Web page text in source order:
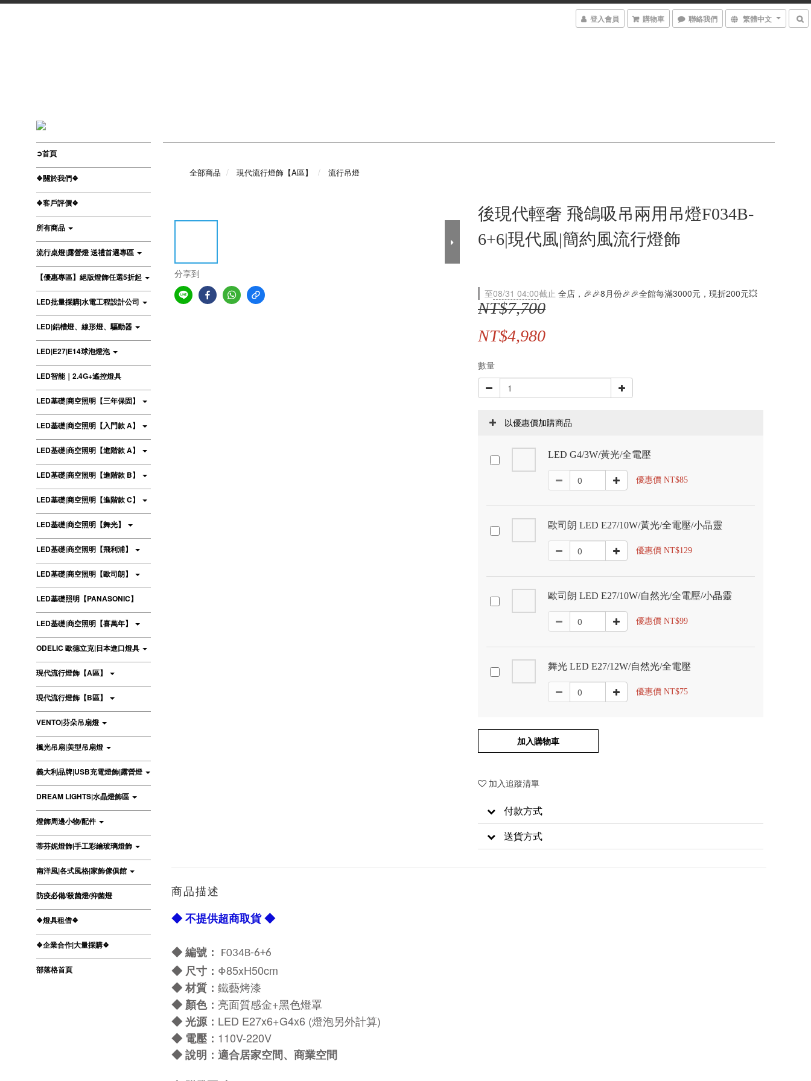
登入會員 購物車 聯絡我們 繁體中文
➲首頁
❖關於我們❖
❖客戶評價❖
所有商品
流行桌燈|露營燈 送禮首選專區
【優惠專區】絕版燈飾任選5折起
LED批量採購|水電工程設計公司
LED|鋁槽燈、線形燈、驅動器
LED|E27|E14球泡燈泡
LED智能｜2.4G+遙控燈具
LED基礎|商空照明【三年保固】
LED基礎|商空照明【入門款 A】
LED基礎|商空照明【進階款 A】
LED基礎|商空照明【進階款 B】
LED基礎|商空照明【進階款 C】
LED基礎|商空照明【舞光】
LED基礎|商空照明【飛利浦】
LED基礎|商空照明【歐司朗】
LED基礎照明【PANASONIC】
LED基礎|商空照明【喜萬年】
ODELIC 歐德立克|日本進口燈具
現代流行燈飾【A區】
現代流行燈飾【B區】
VENTO|芬朵吊扇燈
楓光吊扇|美型吊扇燈
義大利品牌|USB充電燈飾|露營燈
DREAM LIGHTS|水晶燈飾區
燈飾周邊小物/配件
蒂芬妮燈飾|手工彩繪玻璃燈飾
南洋風|各式風格|家飾傢俱館
防疫必備/殺菌燈/抑菌燈
❖燈具租借❖
❖企業合作|大量採購❖
部落格首頁
全部商品 現代流行燈飾【A區】 流行吊燈
分享到
後現代輕奢 飛鴿吸吊兩用吊燈F034B-
6+6|現代風|簡約風流行燈飾
至08/31 04:00截止 全店，🎉🎉8月份🎉🎉全館每滿3000元，現折200元💥
NT$7,700
NT$4,980
數量
以優惠價加購商品
LED G4/3W/黃光/全電壓
優惠價 NT$85
歐司朗 LED E27/10W/黃光/全電壓/小晶靈
優惠價 NT$129
歐司朗 LED E27/10W/自然光/全電壓/小晶靈
優惠價 NT$99
舞光 LED E27/12W/自然光/全電壓
優惠價 NT$75
加入購物車
加入追蹤清單
付款方式
送貨方式
商品描述
◆ 不提供超商取貨 ◆
◆ 編號： F034B-6+6
◆ 尺寸： Φ85xH50cm
◆材質： 鐵藝烤漆
◆ 顏色： 亮面質感金+黑色燈罩
◆光源： LED E27x6+G4x6 (燈泡另外計算)
◆ 電壓： 110V-220V
◆說明：適合居家空間、商業空間